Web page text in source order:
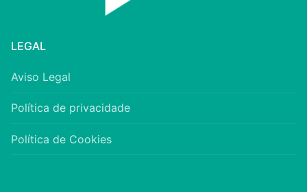
LEGAL
Aviso Legal
Política de privacidade
Política de Cookies